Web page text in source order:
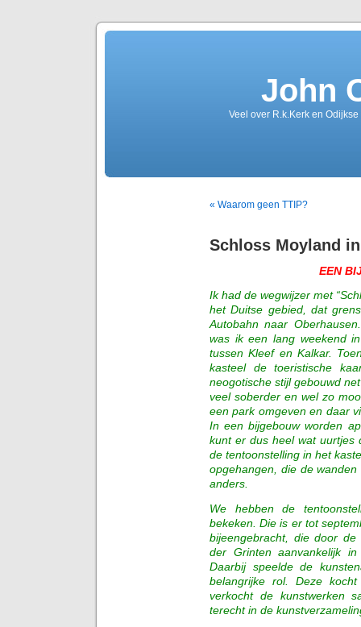
John
Veel over R.k.Kerk en
« Waarom geen TTIP?
Schloss Moyland
EEN
Ik had de wegwijzer met
het Duitse gebied, dat
Autobahn naar
was ik een lang weekend
tussen Kleef en Kalkar.
kasteel de toeristische
neogotische stijl gebouwd
veel soberder en wel zo
een park omgeven en daar
In een bijgebouw worden
kunt er dus heel wat uurtjes
de tentoonstelling in het
opgehangen, die de
anders.
We hebben de
bekeken. Die is er tot
bijeengebracht, die door
der Grinten aanvankelijk
Daarbij speelde de
belangrijke rol. Deze
verkocht de kunstwerken
terecht in de